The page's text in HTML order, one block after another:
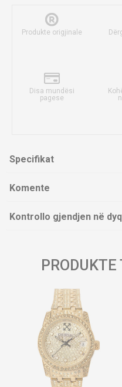
Produkte origjinale
Disa mundësi
pagese
Specifikat
Komente
Kontrollo gjendjen në